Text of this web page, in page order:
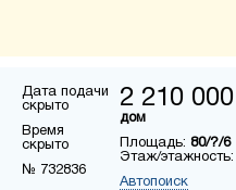
Дата подачи
скрыто
Время
скрыто
№ 732836
2 210 000
дом
Площадь: 80/?/6
Этаж/этажность:
Автопоиск